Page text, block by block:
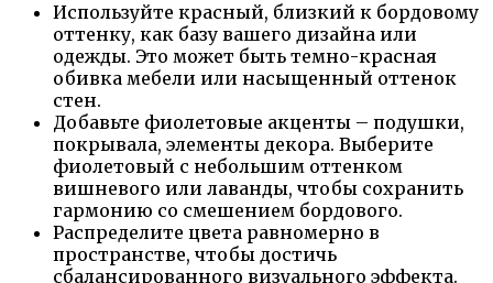
Используйте красный, близкий к бордовому
оттенку, как базу вашего дизайна или
одежды. Это может быть темно-красная
обивка мебели или насыщенный оттенок
стен.
Добавьте фиолетовые акценты – подушки,
покрывала, элементы декора. Выберите
фиолетовый с небольшим оттенком
вишневого или лаванды, чтобы сохранить
гармонию со смешением бордового.
Распределите цвета равномерно в
пространстве, чтобы достичь
сбалансированного визуального эффекта.